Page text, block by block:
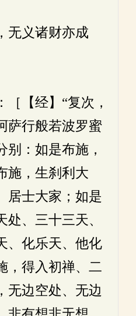
无义诸财亦成
［【经】“复次，
萨行般若波罗蜜
别：如是布施，
施，生刹利大
居士大家；如是
、三十三天、
、化乐天、他化
，得入初禅、二
无边空处、无边